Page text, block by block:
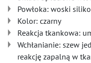
Powłoka: woski
Kolor: czarny
Reakcja tkankowa:
Wchłanianie: szew
reakcję zapalną w